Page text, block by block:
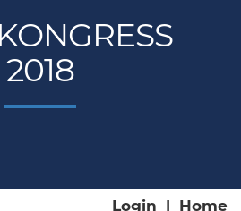
2018
Login | Home